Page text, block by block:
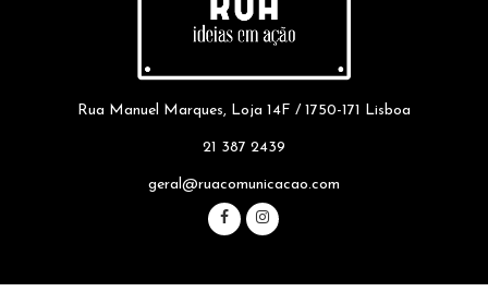
Rua Manuel Marques, Loja 14F / 1750-171 Lisboa
21 387 2439
geral@ruacomunicacao.com